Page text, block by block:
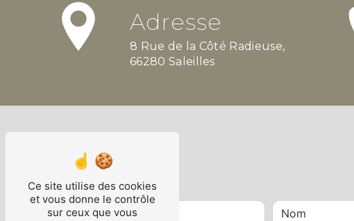
Adresse
8 Rue de la Côté Radieuse,
66280 Saleilles
Ce site utilise des cookies
et vous donne le contrôle
sur ceux que vous